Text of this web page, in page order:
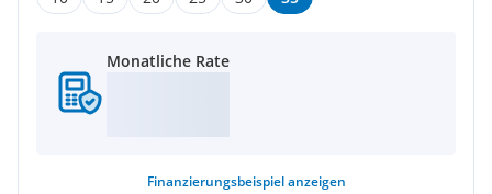
Monatliche Rate
Finanzierungsbeispiel anzeigen